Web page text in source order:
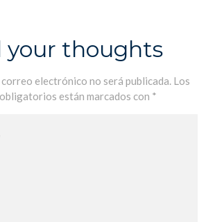
el
LFiP
your thoughts
electrónico no será publicada. Los
están marcados con *